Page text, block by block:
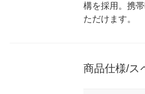
構を採用。携
ただけます。
商品仕様/ス